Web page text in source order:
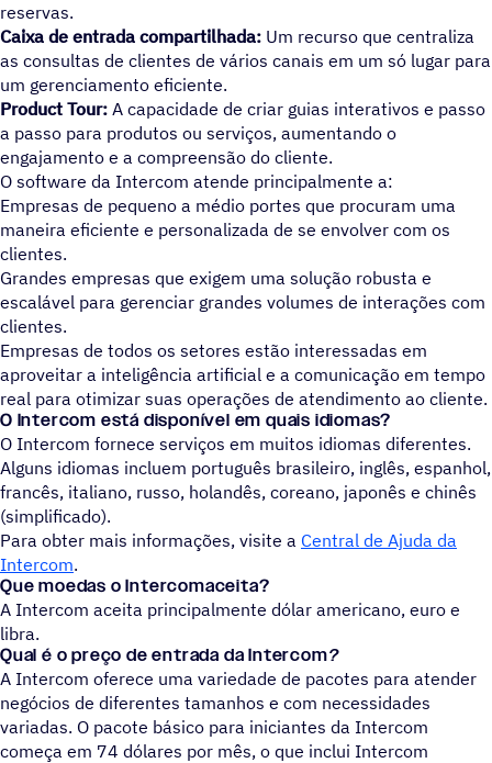
reservas.
Caixa de entrada compartilhada: Um recurso que centraliza
as consultas de clientes de vários canais em um só lugar para
um gerenciamento eficiente.
Product Tour: A capacidade de criar guias interativos e passo
a passo para produtos ou serviços, aumentando o
engajamento e a compreensão do cliente.
O software da Intercom atende principalmente a:
Empresas de pequeno a médio portes que procuram uma
maneira eficiente e personalizada de se envolver com os
clientes.
Grandes empresas que exigem uma solução robusta e
escalável para gerenciar grandes volumes de interações com
clientes.
Empresas de todos os setores estão interessadas em
aproveitar a inteligência artificial e a comunicação em tempo
real para otimizar suas operações de atendimento ao cliente.
O Intercom está disponível em quais idiomas?
O Intercom fornece serviços em muitos idiomas diferentes.
Alguns idiomas incluem português brasileiro, inglês, espanhol,
francês, italiano, russo, holandês, coreano, japonês e chinês
(simplificado).
Para obter mais informações, visite a Central de Ajuda da
Intercom.
Que moedas o Intercomaceita?
A Intercom aceita principalmente dólar americano, euro e
libra.
Qual é o preço de entrada da Intercom?
A Intercom oferece uma variedade de pacotes para atender
negócios de diferentes tamanhos e com necessidades
variadas. O pacote básico para iniciantes da Intercom
começa em 74 dólares por mês, o que inclui Intercom